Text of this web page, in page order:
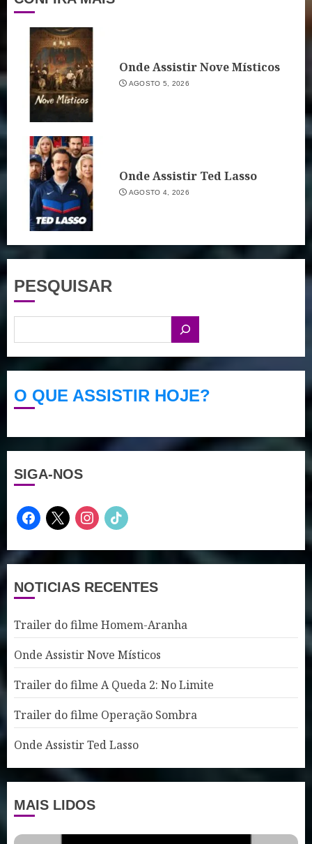
Onde Assistir Nove Místicos
AGOSTO 5, 2026
Onde Assistir Ted Lasso
AGOSTO 4, 2026
PESQUISAR
O QUE ASSISTIR HOJE?
SIGA-NOS
facebook
x instagram
tiktok
NOTICIAS RECENTES
Trailer do filme Homem-Aranha
Onde Assistir Nove Místicos
Trailer do filme A Queda 2: No Limite
Trailer do filme Operação Sombra
Onde Assistir Ted Lasso
MAIS LIDOS